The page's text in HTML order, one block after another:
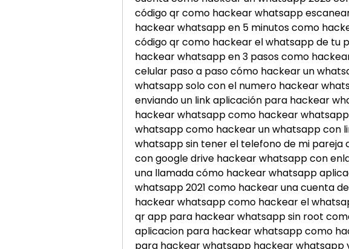
código qr como hackear whatsapp
hackear whatsapp en 5 minutos como
código qr como hackear el whatsapp de tu
hackear whatsapp en 3 pasos como
celular paso a paso cómo hackear un
whatsapp solo con el numero hackear
enviando un link aplicación para hackear
hackear whatsapp como hackear
whatsapp como hackear un whatsapp con
whatsapp sin tener el telefono de mi
con google drive hackear whatsapp con
una llamada cómo hackear whatsapp
whatsapp 2021 como hackear una cuenta
hackear whatsapp como hackear el
qr app para hackear whatsapp sin root
aplicacion para hackear whatsapp como
para hackear whatsapp hackear whatsapp